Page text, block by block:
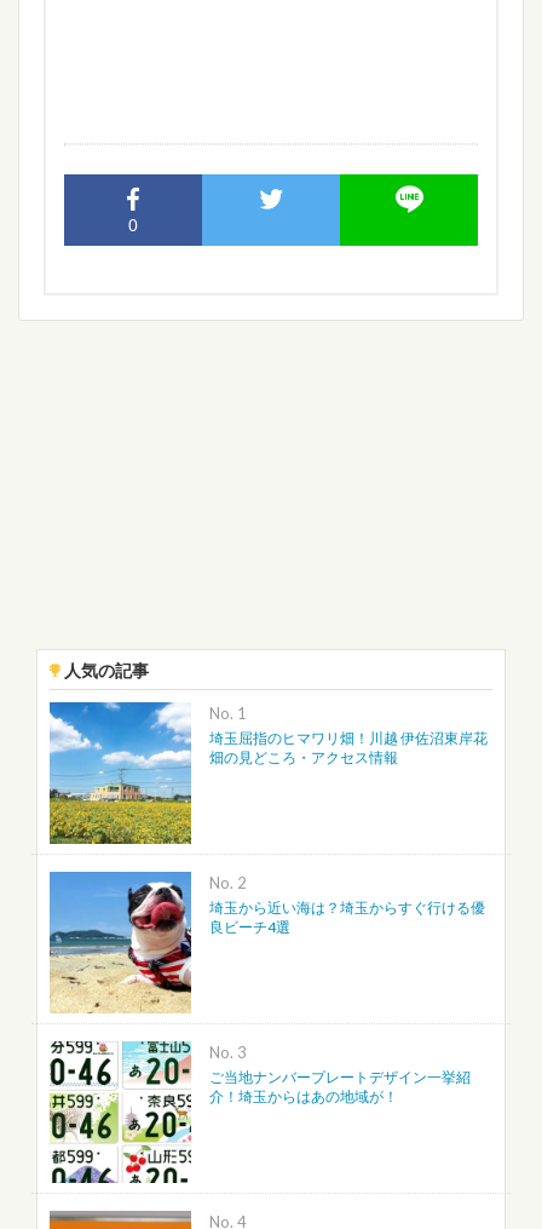
0
人気の記事
No.
埼玉屈指のヒマワリ畑！川越 伊佐沼東岸花
畑の見どころ・アクセス情報
No.
埼玉から近い海は？埼玉からすぐ行ける優
良ビーチ4選
No.
ご当地ナンバープレートデザイン一挙紹
介！埼玉からはあの地域が！
No.